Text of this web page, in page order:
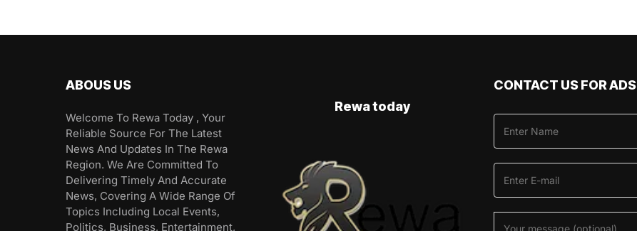
ABOUS US
Welcome To Rewa Today , Your
Reliable Source For The Latest
News And Updates In The Rewa
Region. We Are Committed To
Delivering Timely And Accurate
News, Covering A Wide Range Of
Topics Including Local Events,
Politics, Business, Entertainment,
Rewa today
CONTACT US FOR ADS